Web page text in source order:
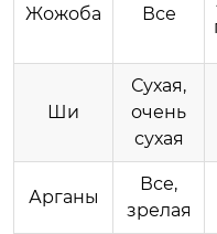
Жожоба Все
Ши
Сухая,
очень
сухая
Арганы
Все,
зрелая